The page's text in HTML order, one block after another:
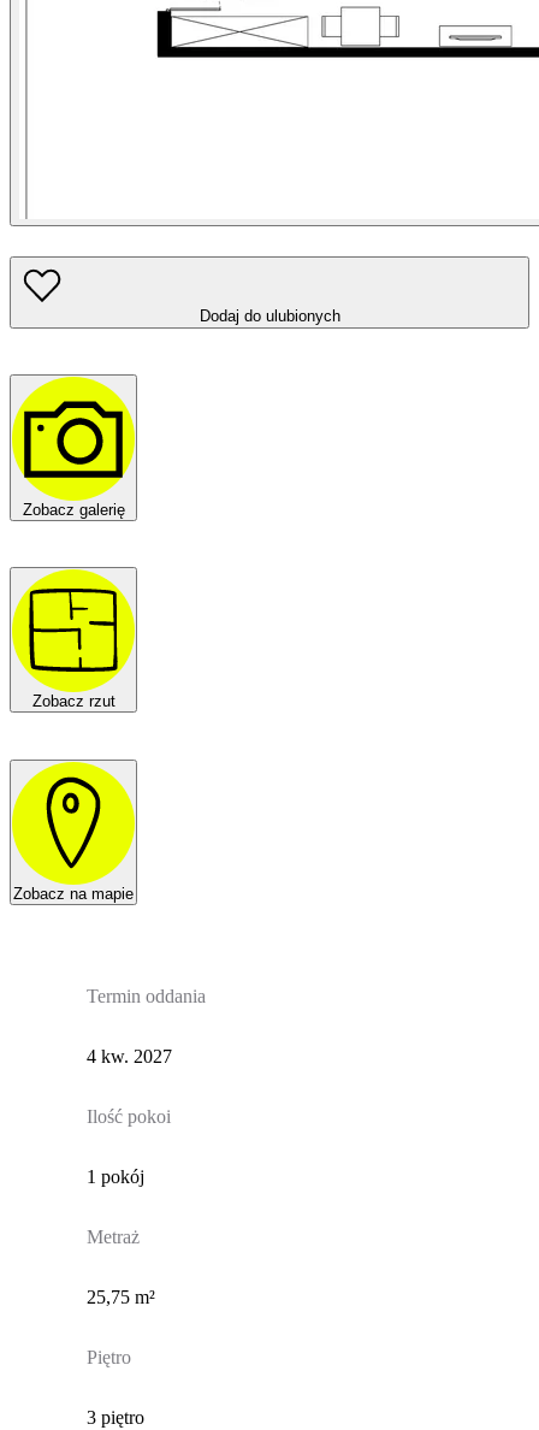
Dodaj do ulubionych
Zobacz galerię
Zobacz rzut
Zobacz na mapie
Termin oddania
4 kw. 2027
Ilość pokoi
1 pokój
Metraż
25,75 m²
Piętro
3 piętro